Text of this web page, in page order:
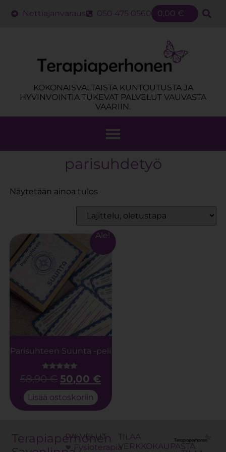
Nettiajanvaraus 050 475 0560 0,00 €
KOKONAISVALTAISTA KUNTOUTUSTA JA
HYVINVOINTIA TUKEVAT PALVELUT VAUVASTA
VAARIIN.
parisuhdetyö
Näytetään ainoa tulos
Ale!
Parisuhteen Suunta -peli
Arvostelu
tuotteesta:
5.00
/ 5
58,90€ 50,00 €
Lisää ostoskoriin
Terapiaperhonen
PALVELUT
Fysioterapia
TILAA
VERKKOKAUPASTA